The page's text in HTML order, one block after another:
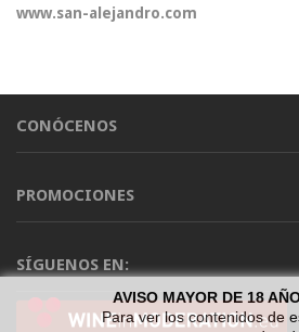
www.san-alejandro.com
CONÓCENOS
PROMOCIONES
SÍGUENOS EN:
AVISO MAYOR DE 18
Para ver los contenidos de